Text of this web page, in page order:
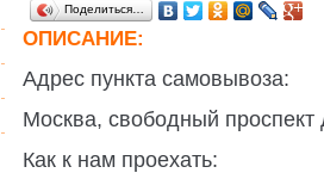
Поделиться…
ОПИСАНИЕ:
Адрес пункта самовывоза:
Москва, свободный проспект
Как к нам проехать: